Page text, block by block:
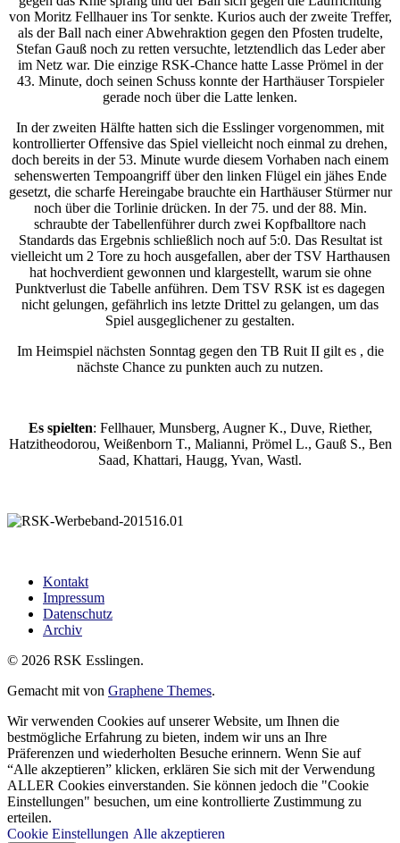
von Moritz Fellhauer ins Tor senkte. Kurios auch der zweite Treffer,
als der Ball nach einer Abwehraktion gegen den Pfosten trudelte,
Stefan Gauß noch zu retten versuchte, letztendlich das Leder aber
im Netz war. Die einzige RSK-Chance hatte Lasse Prömel in der
43. Minute, doch seinen Schuss konnte der Harthäuser Torspieler
gerade noch über die Latte lenken.
In der zweiten Hälfte hatten sich die Esslinger vorgenommen, mit
kontrollierter Offensive das Spiel vielleicht noch einmal zu drehen,
doch bereits in der 53. Minute wurde diesem Vorhaben nach einem
sehenswerten Tempoangriff über den linken Flügel ein jähes Ende
gesetzt, die scharfe Hereingabe brauchte ein Harthäuser Stürmer nur
noch über die Torlinie drücken. In der 75. und der 88. Min.
schraubte der Tabellenführer durch zwei Kopfballtore nach
Standards das Ergebnis schließlich noch auf 5:0. Das Resultat ist
vielleicht um 2 Tore zu hoch ausgefallen, aber der TSV Harthausen
hat hochverdient gewonnen und klargestellt, warum sie ohne
Punktverlust die Tabelle anführen. Dem TSV RSK ist es dagegen
nicht gelungen, gefährlich ins letzte Drittel zu gelangen, um das
Spiel ausgeglichener zu gestalten.
Im Heimspiel nächsten Sonntag gegen den TB Ruit II gilt es , die
nächste Chance zu punkten auch zu nutzen.
Es spielten: Fellhauer, Munsberg, Augner K., Duve, Riether,
Hatzitheodorou, Weißenborn T., Malianni, Prömel L., Gauß S., Ben
Saad, Khattari, Haugg, Yvan, Wastl.
Kontakt
Impressum
Datenschutz
Archiv
© 2026 RSK Esslingen.
Gemacht mit von Graphene Themes.
Wir verwenden Cookies auf unserer Website, um Ihnen die
bestmögliche Erfahrung zu bieten, indem wir uns an Ihre
Präferenzen und wiederholten Besuche erinnern. Wenn Sie auf
“Alle akzeptieren” klicken, erklären Sie sich mit der Verwendung
ALLER Cookies einverstanden. Sie können jedoch die "Cookie
Einstellungen" besuchen, um eine kontrollierte Zustimmung zu
erteilen.
Cookie Einstellungen Alle akzeptieren